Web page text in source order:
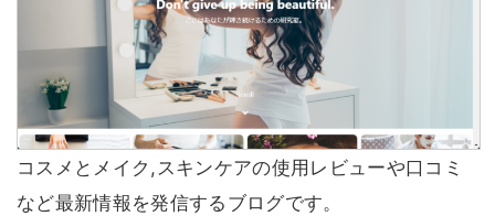
コスメとメイク,スキンケアの使用レビューや口コミ
など最新情報を発信するブログです。